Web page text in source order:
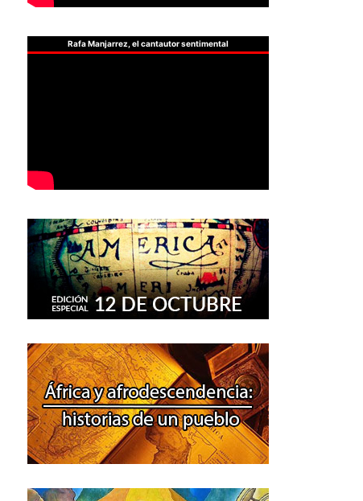
Rafa Manjarrez, el cantautor sentimental